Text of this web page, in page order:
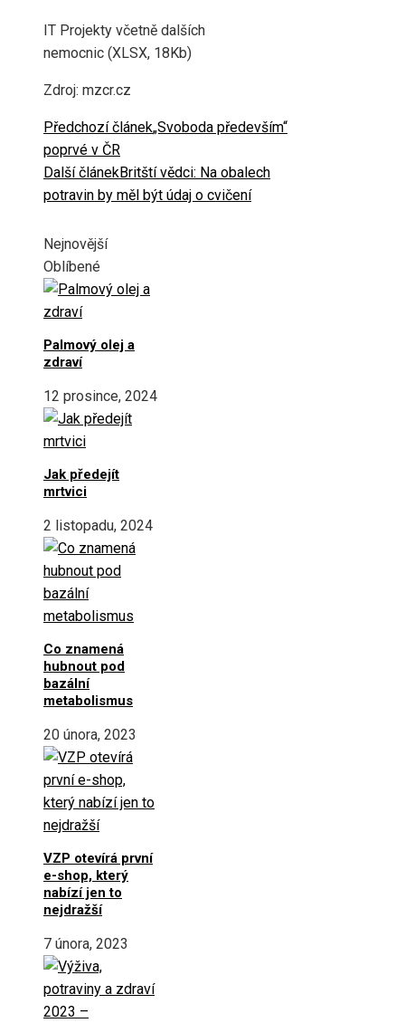
IT Projekty včetně dalších
nemocnic (XLSX, 18Kb)
Zdroj: mzcr.cz
Předchozí článek„Svoboda především“
poprvé v ČR
Další článekBritští vědci: Na obalech
potravin by měl být údaj o cvičení
Nejnovější
Oblíbené
Palmový olej a
zdraví
12 prosince, 2024
Jak předejít
mrtvici
2 listopadu, 2024
Co znamená
hubnout pod
bazální
metabolismus
20 února, 2023
VZP otevírá první
e-shop, který
nabízí jen to
nejdražší
7 února, 2023